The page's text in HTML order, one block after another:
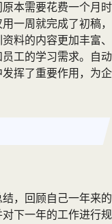
本需要花费一个月时
一周就完成了初稿，
料的内容更加丰富、
工的学习需求。自动
挥了重要作用，为企
，回顾自己一年来的
下一年的工作进行规